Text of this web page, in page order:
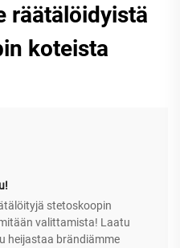
räätälöidyistä
koteista
stetoskoopin
valittamista! Laatu
heijastaa brändiämme